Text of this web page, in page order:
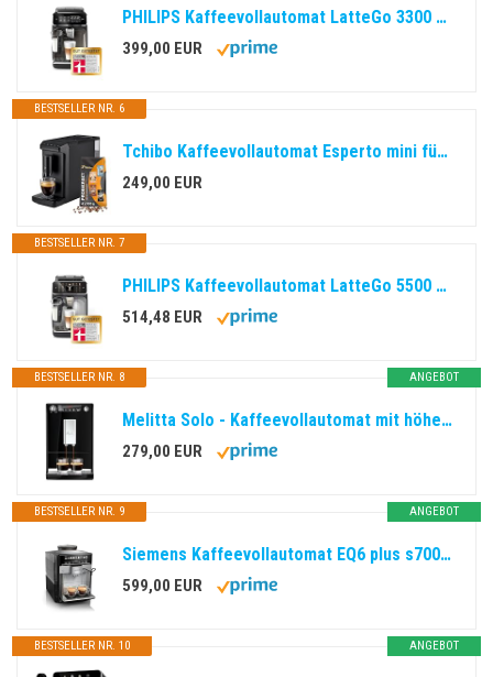
PHILIPS Kaffeevollautomat LatteGo 3300 Serie, Chrom, 6 Spezialitäten
399,00 EUR
BESTSELLER NR. 6
Tchibo Kaffeevollautomat Esperto mini für Caffè Crema und Espresso, nur 16cm breit, klein und kompakt, geeignet für jede Küche, Camping, Studentenapartment, Schwarz - INKLUSIVE Kaffeeprobierset GRATIS
249,00 EUR
BESTSELLER NR. 7
PHILIPS Kaffeevollautomat LatteGo 5500 Serie, Silber, 20 Spezialitäten
514,48 EUR
ANGEBOT
BESTSELLER NR. 8
Melitta Solo - Kaffeevollautomat mit höhenverstellbarem Auslauf, kleine Kaffeemaschine mit abnehmbarem Wassertank für z. B. Espresso oder Café Crème, schwarz
279,00 EUR
ANGEBOT
BESTSELLER NR. 9
Siemens Kaffeevollautomat EQ6 plus s700, Milchsystem, 12 Getränke, automatische Reinigung des Milchsystems, Keramikmahlwerk, großes Touchdisplay, Edelstahl, TE657503DE
599,00 EUR
ANGEBOT
BESTSELLER NR. 10